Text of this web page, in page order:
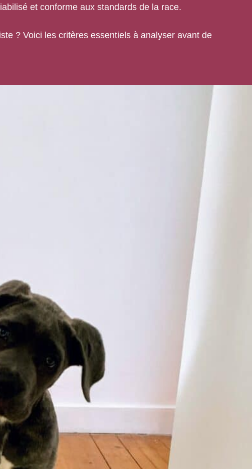
et conforme aux standards de la race.
? Voici les critères essentiels à analyser avant de